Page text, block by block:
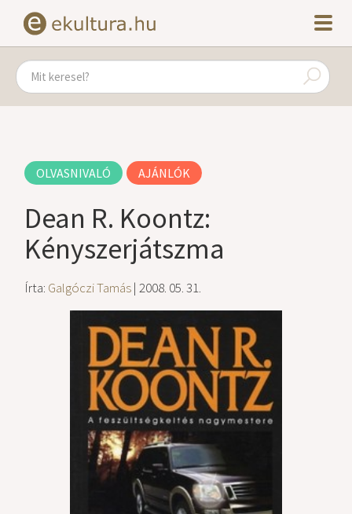
OLVASNIVALÓ AJÁNLÓK
Dean R. Koontz:
Kényszerjátszma
Írta: Galgóczi Tamás| 2008. 05. 31.